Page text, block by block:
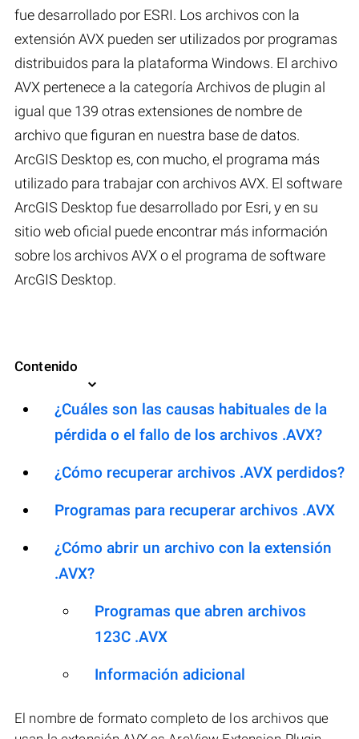
fue desarrollado por ESRI. Los archivos con la
extensión AVX pueden ser utilizados por programas
distribuidos para la plataforma Windows. El archivo
AVX pertenece a la categoría Archivos de plugin al
igual que 139 otras extensiones de nombre de
archivo que figuran en nuestra base de datos.
ArcGIS Desktop es, con mucho, el programa más
utilizado para trabajar con archivos AVX. El software
ArcGIS Desktop fue desarrollado por Esri, y en su
sitio web oficial puede encontrar más información
sobre los archivos AVX o el programa de software
ArcGIS Desktop.
Contenido
¿Cuáles son las causas habituales de la
pérdida o el fallo de los archivos .AVX?
¿Cómo recuperar archivos .AVX perdidos?
Programas para recuperar archivos .AVX
¿Cómo abrir un archivo con la extensión
.AVX?
Programas que abren archivos
123C .AVX
Información adicional
El nombre de formato completo de los archivos que